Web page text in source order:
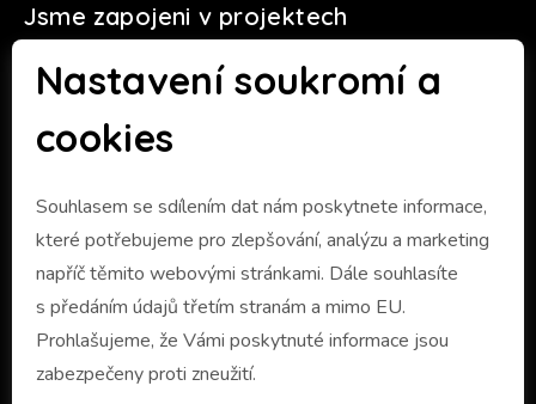
Nastavení soukromí a
cookies
Souhlasem se sdílením dat nám poskytnete informace,
které potřebujeme pro zlepšování, analýzu a marketing
napříč těmito webovými stránkami. Dále souhlasíte
s předáním údajů třetím stranám a mimo EU.
Prohlašujeme, že Vámi poskytnuté informace jsou
zabezpečeny proti zneužití.
Jsme zapojeni v projektech